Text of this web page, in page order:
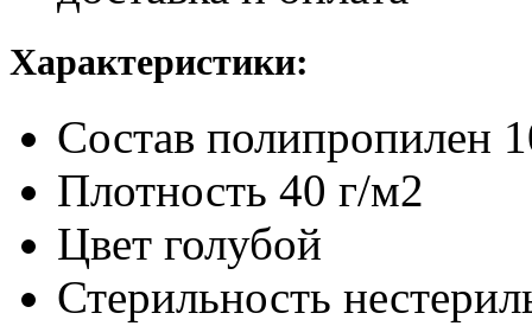
Характеристики:
Состав полипропилен
Плотность 40 г/м2
Цвет голубой
Стерильность